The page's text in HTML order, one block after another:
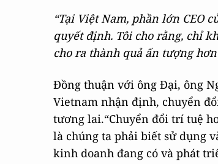
“Tại Việt Nam, phần lớn CEO
quyết định. Tôi cho rằng, chỉ
cho ra thành quả ấn tượng
Đồng thuận với ông Đại, ông
Vietnam nhận định, chuyển
tương lai.“Chuyển đổi trí tuệ
là chúng ta phải biết sử dụng
kinh doanh đang có và phát